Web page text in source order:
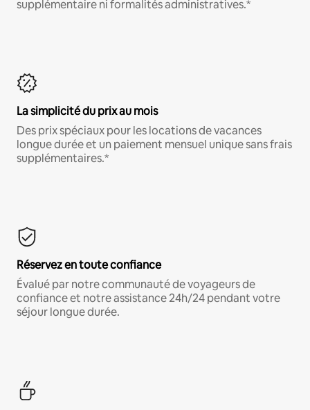
supplémentaire ni formalités administratives.*
La simplicité du prix au mois
Des prix spéciaux pour les locations de vacances
longue durée et un paiement mensuel unique sans frais
supplémentaires.*
Réservez en toute confiance
Évalué par notre communauté de voyageurs de
confiance et notre assistance 24h/24 pendant votre
séjour longue durée.